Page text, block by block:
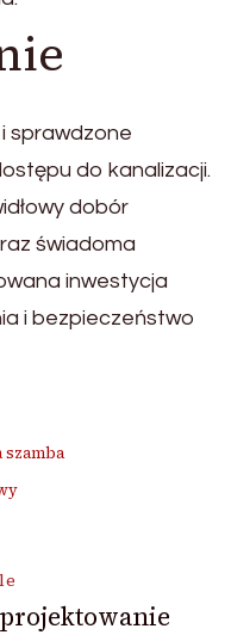
sprawdzone
do kanalizacji.
dobór
świadoma
inwestycja
i bezpieczeństwo
szamba